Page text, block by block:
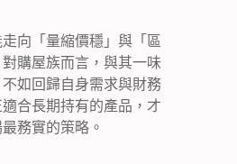
向「量縮價穩」與「區
購屋族而言，與其一味
如回歸自身需求與財務
合長期持有的產品，才
務實的策略。